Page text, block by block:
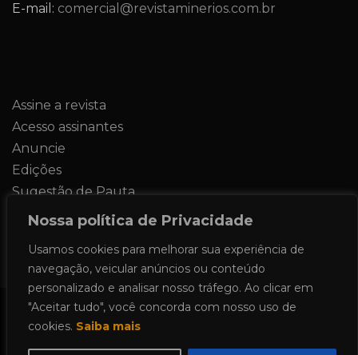
Nossa política de Privacidade
Usamos cookies para melhorar sua experiência de
navegação, veicular anúncios ou conteúdo
personalizado e analisar nosso tráfego. Ao clicar em
"Aceitar tudo", você concorda com nosso uso de
cookies. Saiba mais
E-mail: comercial@revistaminerios.com.br
Assine a revista
Acesso assinantes
Anuncie
Edições
Sugestão de Pauta
Contato
Todos os direitos reservados 2024.